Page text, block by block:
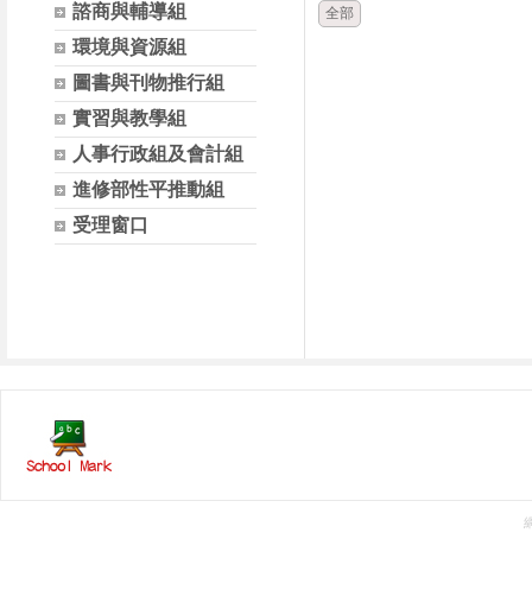
諮商與輔導組
環境與資源組
圖書與刊物推行組
實習與教學組
人事行政組及會計組
進修部性平推動組
受理窗口
全部